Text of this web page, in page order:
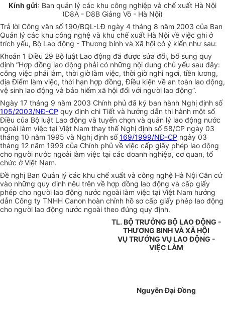
Kính gửi: Ban quản lý các khu công nghiệp và chế xuất Hà Nội
(D8A - D8B Giảng Võ - Hà Nội)
Trả lời Công văn số 190/BQL-LĐ ngày 4 tháng 8 năm 2003 của Ban
Quản lý các khu công nghệ và khu chế xuất Hà Nội về việc ghi ở
trích yếu, Bộ Lao động - Thương binh và Xã hội có ý kiến như sau:
Khoản 1 Điều 29 Bộ luật Lao động đã được sửa đổi, bổ sung quy
định “Hợp đồng lao động phải có những nội dung chủ yếu sau đây:
công việc phải làm, thời giờ làm việc, thời giờ nghỉ ngơi, tiền lương,
địa Điểm làm việc, thời hạn hợp đồng, Điều kiện về an toàn lao động,
vệ sinh lao động và bảo hiểm xã hội đối với người lao động”.
Ngày 17 tháng 9 năm 2003 Chính phủ đã ký ban hành Nghị định số
105/2003/NĐ-CP quy định chi Tiết và hướng dẫn thi hành một số
Điều của Bộ luật Lao động và tuyển chọn và quản lý lao động nước
ngoài làm việc tại Việt Nam thay thế Nghị định số 58/CP ngày 03
tháng 10 năm 1995 và Nghị định số169/1999/NĐ-CP ngày 03
tháng 12 năm 1999 của Chính phủ về việc cấp giấy phép lao động
cho người nước ngoài làm việc tại các doanh nghiệp, cơ quan, tổ
chức ở Việt Nam.
Đề nghị Ban Quản lý các khu chế xuất và công nghệ Hà Nội Căn cứ
vào những quy định nêu trên về hợp đồng lao động và cấp giấy
phép cho người lao động nước ngoài làm việc tại Việt Nam hướng
dẫn Công ty TNHH Canon hoàn chỉnh hồ sơ cấp giấy phép lao động
cho người lao động nước ngoài theo đúng quy định.
TL. BỘ TRƯỞNG BỘ LAO ĐỘNG -
THƯƠNG BINH VÀ XÃ HỘI
VỤ TRƯỞNG VỤ LAO ĐỘNG -
VIỆC LÀM
Nguyễn Đại Đồng